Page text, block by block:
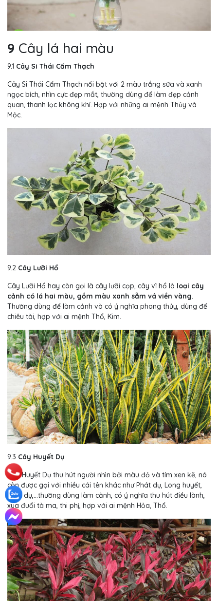
9 Cây lá hai màu
9.1 Cây Si Thái Cẩm Thạch
Cây Si Thái Cẩm Thạch nổi bật với 2 màu trắng sữa và xanh
ngọc bích, nhìn cực đẹp mắt, thường dùng để làm đẹp cảnh
quan, thanh lọc không khí. Hợp với những ai mệnh Thủy và
Mộc.
9.2 Cây Lưỡi Hổ
Cây Lưỡi Hổ hay còn gọi là cây lưỡi cọp, cây vĩ hổ là loại cây
cảnh có lá hai màu, gồm màu xanh sẫm vá viền vàng.
Thường dùng để làm cảnh và có ý nghĩa phong thủy, dùng để
chiêu tài, hợp với ai mệnh Thổ, Kim.
9.3 Cây Huyết Dụ
Cây Huyết Dụ thu hút người nhìn bởi màu đỏ và tím xen kẽ, nó
còn được gọi với nhiều cái tên khác như Phát dụ, Long huyết,
Phật dụ,…thường dùng làm cảnh, có ý nghĩa thu hút điều lành,
xua đuổi tà ma, thi phị, hợp với ai mệnh Hỏa, Thổ.